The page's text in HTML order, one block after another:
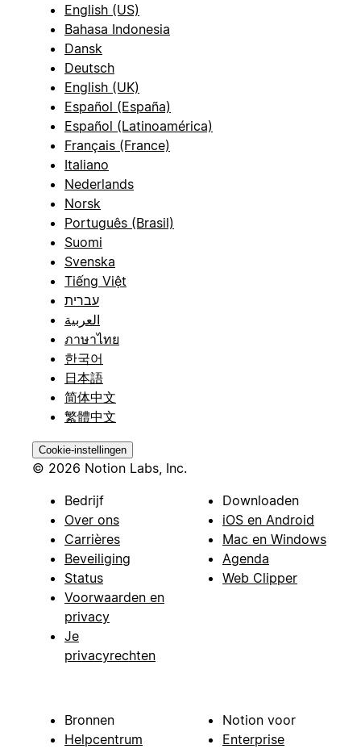
English (US)
Bahasa Indonesia
Dansk
Deutsch
English (UK)
Español (España)
Español (Latinoamérica)
Français (France)
Italiano
Nederlands
Norsk
Português (Brasil)
Suomi
Svenska
Tiếng Việt
עברית
العربية
ภาษาไทย
한국어
日本語
简体中文
繁體中文
Cookie-instellingen
© 2026 Notion Labs, Inc.
Bedrijf
Over ons
Carrières
Beveiliging
Status
Voorwaarden en
privacy
Je
privacyrechten
Downloaden
iOS en Android
Mac en Windows
Agenda
Web Clipper
Bronnen
Helpcentrum
Notion voor
Enterprise